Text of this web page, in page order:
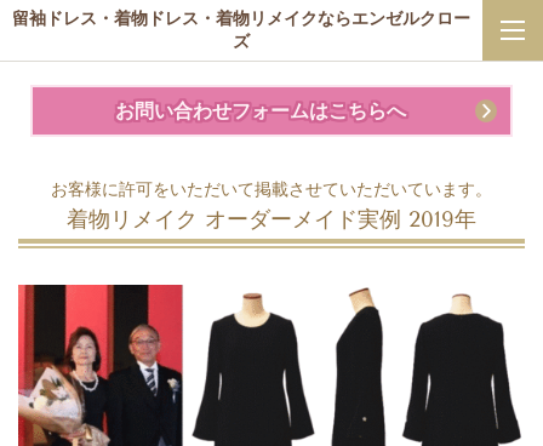
留袖ドレス・着物ドレス・着物リメイクならエンゼルクロー
ズ
お問い合わせフォームはこちらへ
お客様に許可をいただいて掲載させていただいています。
着物リメイク オーダーメイド実例 2019年